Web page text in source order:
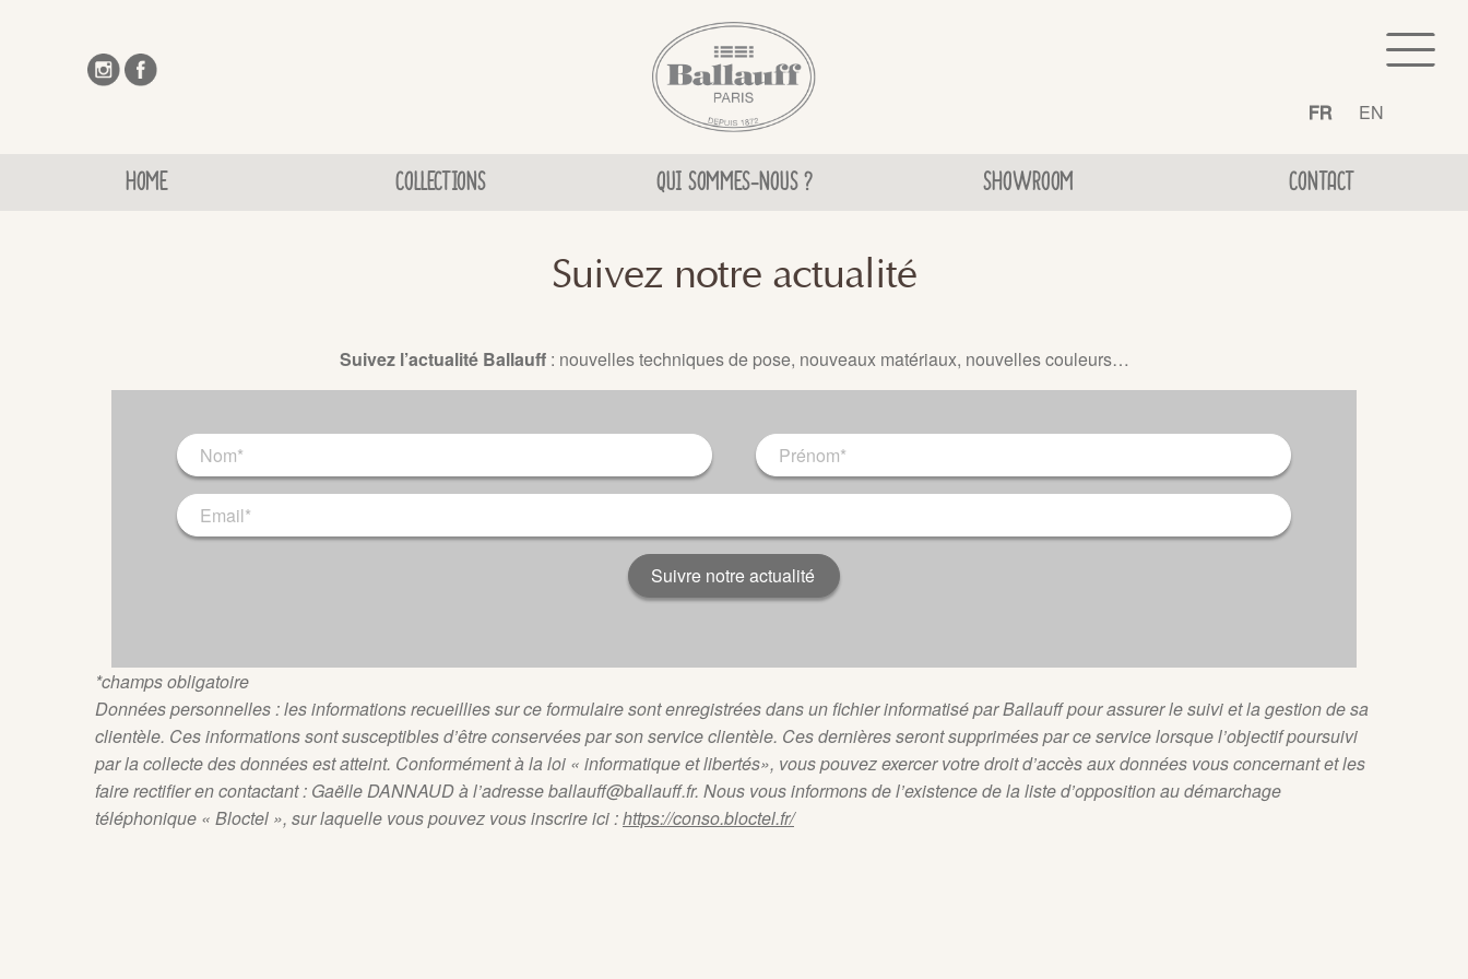
FR EN
HOME COLLECTIONS QUI SOMMES-NOUS ? SHOWROOM CONTACT
Suivez notre actualité
Suivez l’actualité Ballauff: nouvelles techniques de pose, nouveaux matériaux, nouvelles couleurs…
*champs obligatoire
Données personnelles : les informations recueillies sur ce formulaire sont enregistrées dans un fichier informatisé par Ballauff pour assurer le suivi et la gestion de sa
clientèle. Ces informations sont susceptibles d’être conservées par son service clientèle. Ces dernières seront supprimées par ce service lorsque l’objectif poursuivi
par la collecte des données est atteint. Conformément à la loi « informatique et libertés», vous pouvez exercer votre droit d’accès aux données vous concernant et les
faire rectifier en contactant : Gaëlle DANNAUD à l’adresse ballauff@ballauff.fr. Nous vous informons de l’existence de la liste d’opposition au démarchage
téléphonique « Bloctel », sur laquelle vous pouvez vous inscrire ici :https://conso.bloctel.fr/